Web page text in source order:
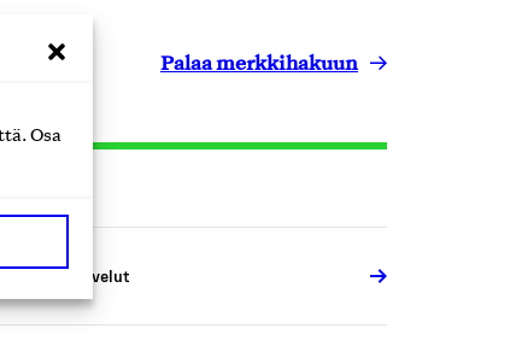
Osa
Palaa merkkihakuun